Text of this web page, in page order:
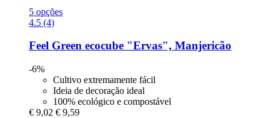
5 opções
4.5 (4)
Feel Green ecocube "Ervas", Manjericão
-6%
Cultivo extremamente fácil
Ideia de decoração ideal
100% ecológico e compostável
€ 9,02 € 9,59